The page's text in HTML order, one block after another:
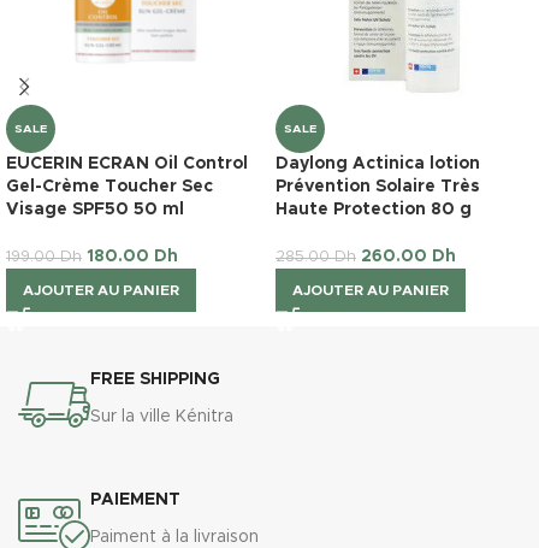
SALE
EUCERIN ECRAN Oil Control
Gel-Crème Toucher Sec
Visage SPF50 50 ml
199.00Dh 180.00 Dh
AJOUTER AU PANIER
SALE
Daylong Actinica lotion
Prévention Solaire Très
Haute Protection 80 g
285.00Dh 260.00 Dh
AJOUTER AU PANIER
FREE SHIPPING
Sur la ville Kénitra
PAIEMENT
Paiment à la livraison